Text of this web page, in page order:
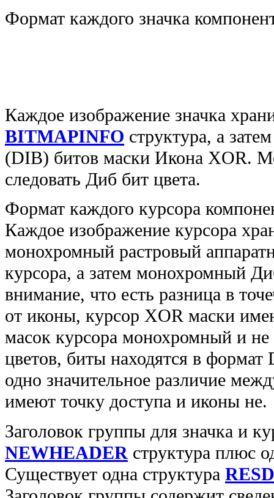
Формат каждого значка
Каждое изображение значка
BITMAPINFO структура, а
(DIB) битов маски Икона XOR.
следовать Диб бит цвета.
Формат каждого курсора
Каждое изображение курсора
монохромный растровый
курсора, а затем монохромный
внимание, что есть разница в
от иконы, курсор XOR маски
масок курсора монохромный и
цветов, биты находятся в
одно значительное различие
имеют точку доступа и иконы не.
Заголовок группы для значка и
NEWHEADER структура плюс
Существует одна структура